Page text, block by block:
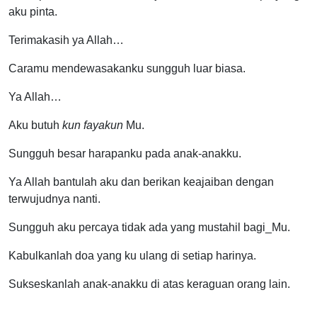
aku pinta.
Terimakasih ya Allah…
Caramu mendewasakanku sungguh luar biasa.
Ya Allah…
Aku butuh kun fayakun Mu.
Sungguh besar harapanku pada anak-anakku.
Ya Allah bantulah aku dan berikan keajaiban dengan
terwujudnya nanti.
Sungguh aku percaya tidak ada yang mustahil bagi_Mu.
Kabulkanlah doa yang ku ulang di setiap harinya.
Sukseskanlah anak-anakku di atas keraguan orang lain.